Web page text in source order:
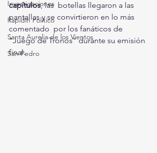
Investigaciones
Rapidín Político
Santa Aurelia de los Vientos
San Pedro
capítulos, las  botellas llegaron a las
pantallas y se convirtieron en lo más
comentado  por los fanáticos de
"Juego de Tronos" durante su emisión
final.